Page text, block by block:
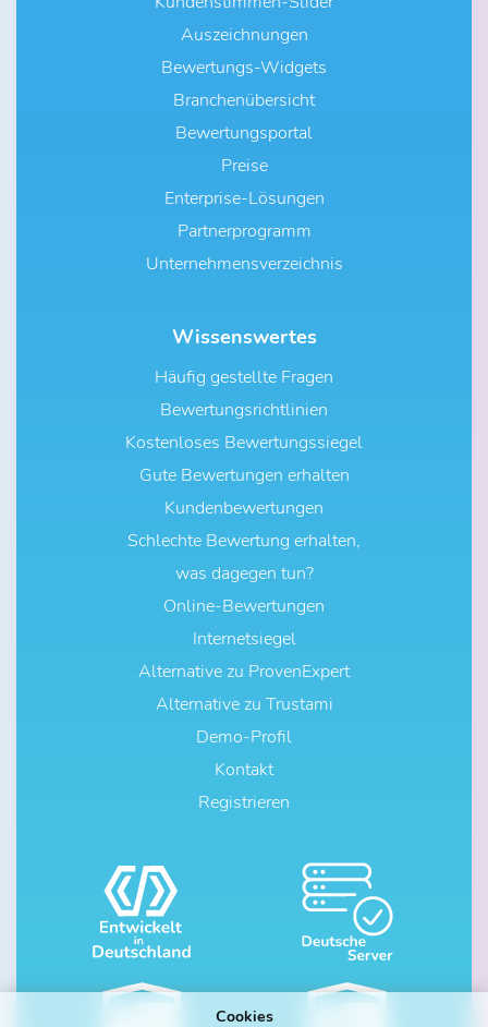
Cookies
Auszeichnungen
Bewertungs-Widgets
Branchenübersicht
Bewertungsportal
Preise
Enterprise-Lösungen
Partnerprogramm
Unternehmensverzeichnis
Wissenswertes
Häufig gestellte Fragen
Bewertungsrichtlinien
Kostenloses Bewertungssiegel
Gute Bewertungen erhalten
Kundenbewertungen
Schlechte Bewertung erhalten,
was dagegen tun?
Online-Bewertungen
Internetsiegel
Alternative zu ProvenExpert
Alternative zu Trustami
Demo-Profil
Kontakt
Registrieren